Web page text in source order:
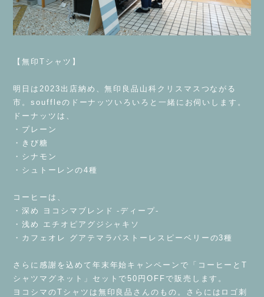
【無印Tシャツ】
明日は2023出店納め、無印良品山科クリスマスつながる
市。souffleのドーナッツいろいろと一緒にお伺いします。
ドーナッツは、
・プレーン
・きび糖
・シナモン
・シュトーレンの4種
コーヒーは、
・深め ヨコシマブレンド -ディープ-
・浅め エチオピアグジシャキソ
・カフェオレ グアテマラパストーレスピーベリーの3種
さらに感謝を込めて年末年始キャンペーンで「コーヒーとT
シャツマグネット」セットで50円OFFで販売します。
ヨコシマのTシャツは無印良品さんのもの。さらにはロゴ刺